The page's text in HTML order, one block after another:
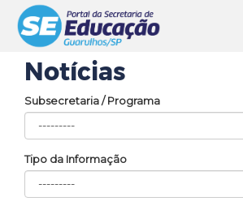
Notícias
Subsecretaria / Programa
Tipo da Informação